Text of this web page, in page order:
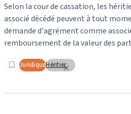
Selon la cour de cassation, les
associé décédé peuvent à tout
demande d'agrément comme
remboursement de la valeur des
JuridiqueHéritier